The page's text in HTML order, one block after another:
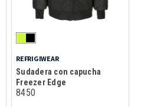
REFRIGIWEAR
Sudadera con capucha
Freezer Edge
8450